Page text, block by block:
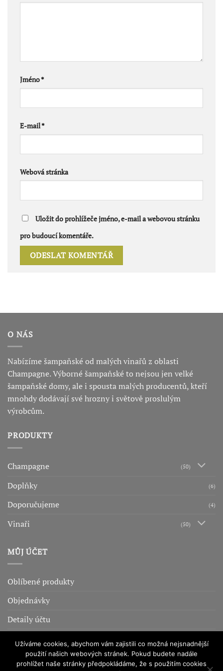
Jméno*
E-mail*
Webová stránka
Uložit do prohlížeče jméno, e-mail a webovou stránku
pro budoucí komentáře.
O NÁS
Nabízíme šampaňské od malých vinařů z oblasti
Champagne. Výborné šampaňské to nejsou jen velké
šampaňské domy, ale i spousta malých producentů, kteří
mnohdy dodávají své hrozny i světově proslulým
výrobcům.
PRODUKTY
Champagne (50)
Doplňky (6)
Doporučujeme (4)
Vinaři (50)
MŮJ ÚČET
Oblíbené produkty
Objednávky
Detaily účtu
Adresy
Užíváme cookies, abychom vám zajistili co možná nejsnadnější
použití našich webových stránek. Pokud budete nadále
prohlížet naše stránky předpokládáme, že s použitím cookies